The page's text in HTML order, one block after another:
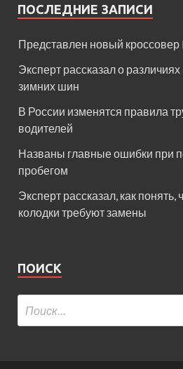
ПОСЛЕДНИЕ ЗАПИСИ
Представлен новый кроссовер
Эксперт рассказал о различиях
зимних шин
В России изменятся правила
водителей
Названы главные ошибки при
пробегом
Эксперт рассказал, как понять,
колодки требуют замены
ПОИСК